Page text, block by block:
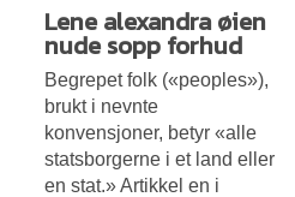
Lene alexandra øien
nude sopp forhud
Begrepet folk («peoples»),
brukt i nevnte
konvensjoner, betyr «alle
statsborgerne i et land eller
en stat.» Artikkel en i